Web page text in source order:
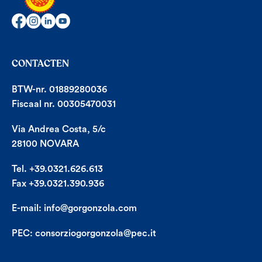
CONTACTEN
BTW-nr. 01889280036
Fiscaal nr. 00305470031
Via Andrea Costa, 5/c
28100 NOVARA
Tel. +39.0321.626.613
Fax +39.0321.390.936
E-mail: info@gorgonzola.com
PEC: consorziogorgonzola@pec.it